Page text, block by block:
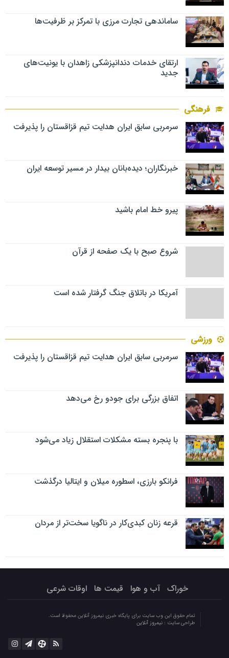
ساماندهی تجارت مرزی با تمرکز بر ظرفیت‌ها
ارتقای خدمات دندانپزشکی زاهدان با یونیت‌های
جدید
فرهنگی
سرمربی سابق ایران هدایت تیم قزاقستان را پذیرفت
خبرنگاران؛ دیده‌بانان بیدار در مسیر توسعه ایران
پیرو خط امام باشید
شروع صبح با یک صفحه از قرآن
آمریکا در باتلاق جنگ گرفتار شده است
ورزشی
سرمربی سابق ایران هدایت تیم قزاقستان را پذیرفت
اتفاق بزرگی برای جودو رخ می‌دهد
با پنجره بسته مشکلات استقلال زیاد می‌شود
فرانکو بارزی، اسطوره میلان و ایتالیا درگذشت
قرعه زنان کبدی‌کار در ناگویا سخت‌تر از مردان
خوراک آب و هوا قیمت ها اوقات شرعی
تمام حقوق این وب سایت برای پایگاه خبری نیمروز آنلاین محفوظ است.
طراحی سایت : نیمروز آنلاین